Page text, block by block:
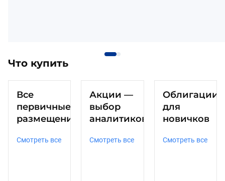
Что купить
Все
первичные
размещения
Смотреть все
Акции —
выбор
аналитиков
Смотреть все
Облигации
для
новичков
Смотреть все